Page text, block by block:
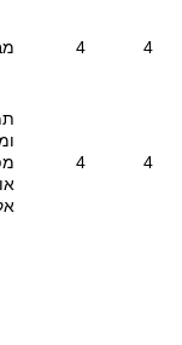
4
4
4
4